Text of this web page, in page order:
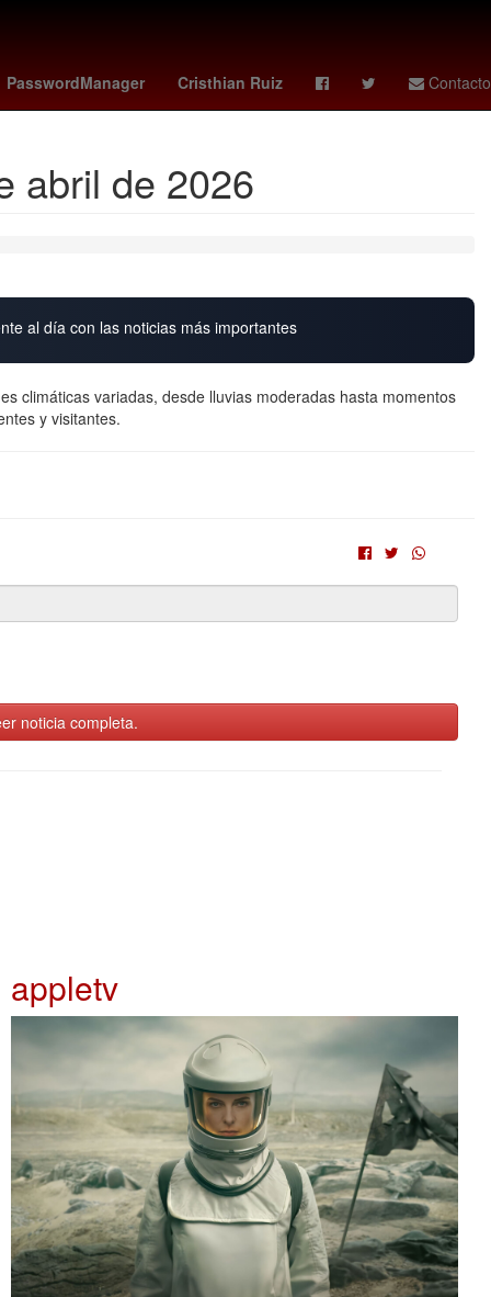
PasswordManager Cristhian Ruiz Contacto
rodolfo cota méxico vs colombia femenil
abril de 2026
al día con las noticias más importantes
climáticas variadas, desde lluvias moderadas hasta momentos
y visitantes.
noticia completa.
appletv